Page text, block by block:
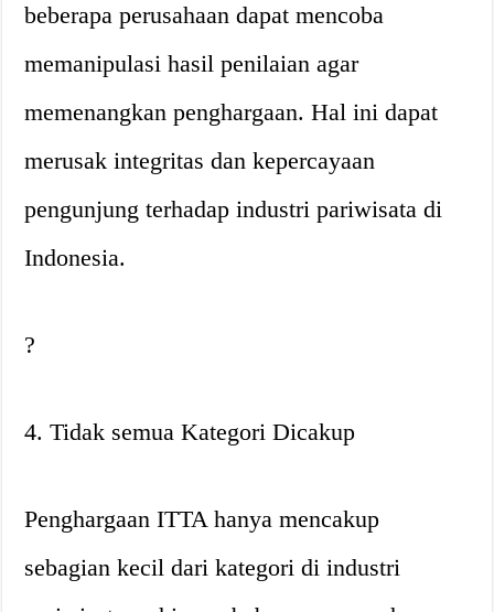
beberapa perusahaan dapat mencoba
memanipulasi hasil penilaian agar
memenangkan penghargaan. Hal ini dapat
merusak integritas dan kepercayaan
pengunjung terhadap industri pariwisata di
Indonesia.
?
4. Tidak semua Kategori Dicakup
Penghargaan ITTA hanya mencakup
sebagian kecil dari kategori di industri